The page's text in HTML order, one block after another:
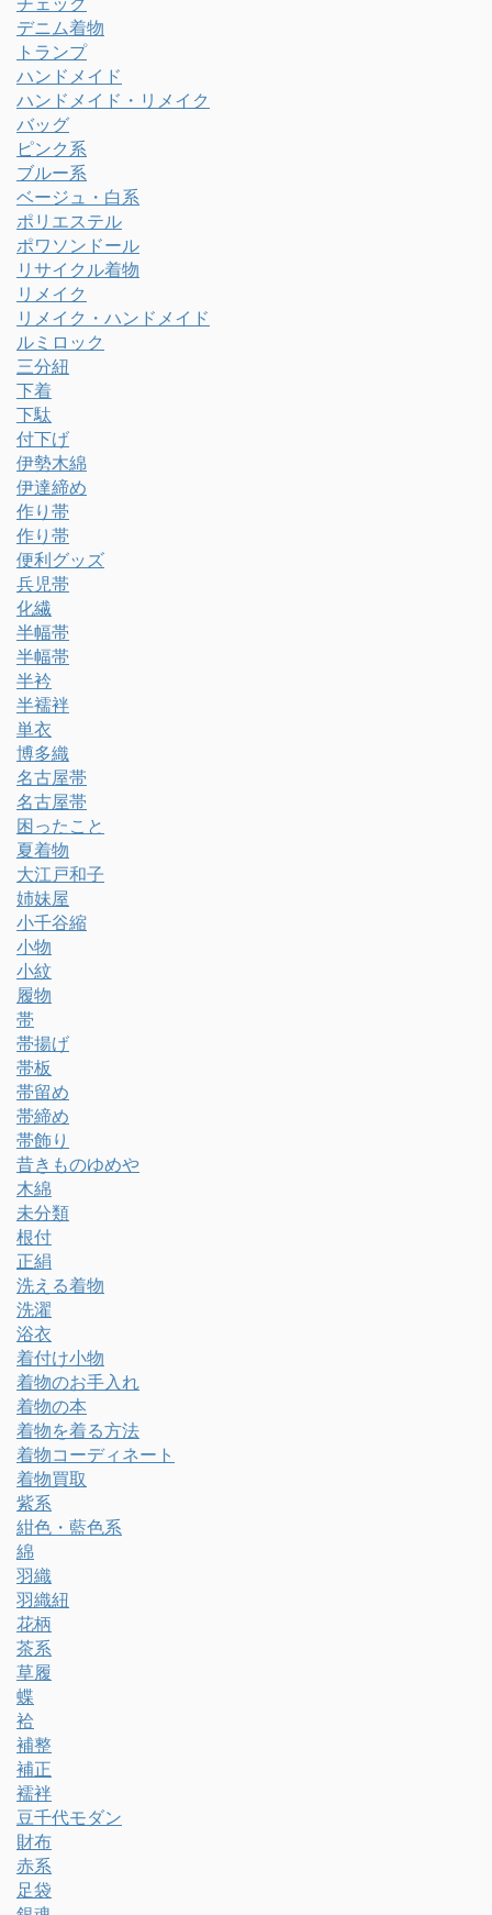
デニム着物
トランプ
ハンドメイド
ハンドメイド・リメイク
バッグ
ピンク系
ブルー系
ベージュ・白系
ポリエステル
ポワソンドール
リサイクル着物
リメイク
リメイク・ハンドメイド
ルミロック
三分紐
下着
下駄
付下げ
伊勢木綿
伊達締め
作り帯
作り帯
便利グッズ
兵児帯
化繊
半幅帯
半幅帯
半衿
半襦袢
単衣
博多織
名古屋帯
名古屋帯
困ったこと
夏着物
大江戸和子
姉妹屋
小千谷縮
小物
小紋
履物
帯
帯揚げ
帯板
帯留め
帯締め
帯飾り
昔きものゆめや
木綿
未分類
根付
正絹
洗える着物
洗濯
浴衣
着付け小物
着物のお手入れ
着物の本
着物を着る方法
着物コーディネート
着物買取
紫系
紺色・藍色系
綿
羽織
羽織紐
花柄
茶系
草履
蝶
袷
補整
補正
襦袢
豆千代モダン
財布
赤系
足袋